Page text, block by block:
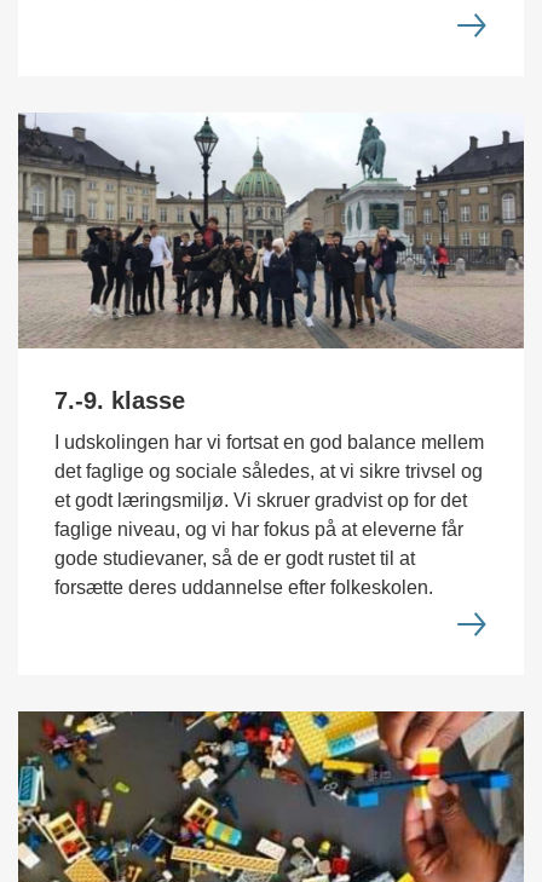
7.-9. klasse
I udskolingen har vi fortsat en god balance mellem
det faglige og sociale således, at vi sikre trivsel og
et godt læringsmiljø. Vi skruer gradvist op for det
faglige niveau, og vi har fokus på at eleverne får
gode studievaner, så de er godt rustet til at
forsætte deres uddannelse efter folkeskolen.